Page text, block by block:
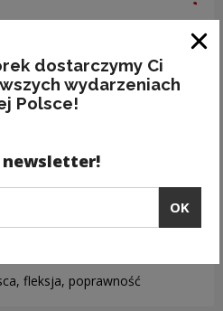
o nieoczywistej
fleksja, poprawność
dostarczymy Ci
wydarzeniach
Polsce!
newsletter!
OK